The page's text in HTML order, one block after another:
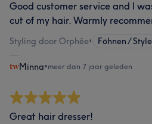
Good customer service and I
cut of my hair. Warmly
Styling door Orphée• Föhnen /
Minna•meer dan 7 jaar geleden
Great hair dresser!